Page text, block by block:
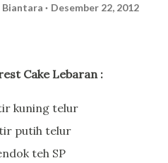
Biantara Desember 22, 2012
Cake Lebaran :
kuning telur
putih telur
teh SP